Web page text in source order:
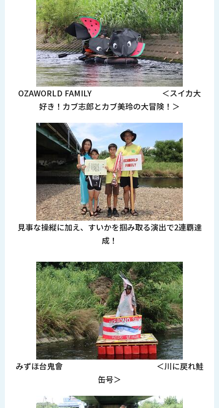
OZAWORLD FAMILY ＜スイカ大
好き！カブ志郎とカブ美玲の大冒険！＞
見事な操縦に加え、すいかを掴み取る演出で2連覇達
成！
みずほ台鬼會 ＜川に戻れ鮭
缶号＞